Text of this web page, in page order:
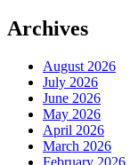
Archives
August 2026
July 2026
June 2026
May 2026
April 2026
March 2026